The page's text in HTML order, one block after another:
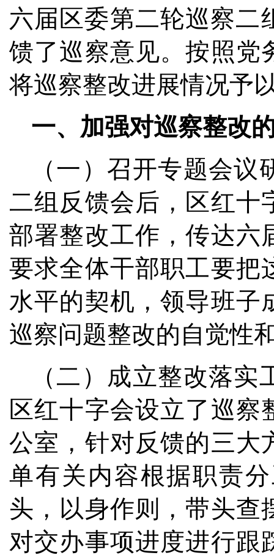
六届区委第二轮巡察二
馈了巡察意见。按照党
将巡察整改进展情况予
一、加强对巡察整改
（一）召开专题会
二组反馈会后，区红十
部署整改工作，传达六
要求全体干部职工要把
水平的契机，领导班子
巡察问题整改的自觉性
（二）成立整改落
区红十字会设立了巡察
公室，针对反馈的三大
单有关内容根据职责
头，以身作则，带头查
对交办事项进度进行跟